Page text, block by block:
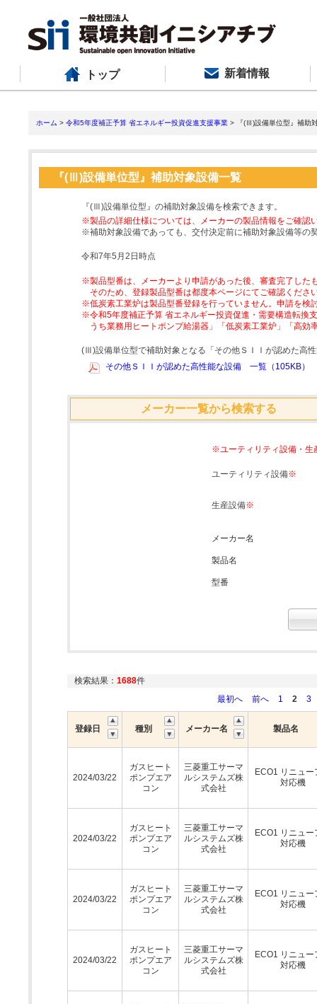
トップ 新着情報
ホーム > 令和5年度補正予算 省エネルギー投資促進支援事業 > 『(Ⅲ)設備単位型』補助
『(Ⅲ)設備単位型』補助対象設備一覧
『(Ⅲ)設備単位型』の補助対象設備を検索できます。
※製品の詳細仕様については、メーカーの製品情報をご確認
※補助対象設備であっても、交付決定前に補助対象設備等の
令和7年5月2日時点
※製品型番は、メーカーより申請があった後、審査完了した
そのため、登録製品型番は都度本ページにてご確認くださ
※低炭素工業炉は製品型番登録を行っていません。申請を検
※令和5年度補正予算 省エネルギー投資促進・需要構造転換
うち業務用ヒートポンプ給湯器」「低炭素工業炉」「高
(Ⅲ)設備単位型で補助対象となる「その他ＳＩＩが認めた高
その他ＳＩＩが認めた高性能な設備 一覧（105KB）
メーカー一覧から検索する
※ユーティリティ設備・生
ユーティリティ設備※
生産設備※
メーカー名
製品名
型番
検索結果： 1688件
最初へ
前へ 1 2 3
登録日 種別 メーカー名 製品名
2024/03/22
ガスヒート
ポンプエア
コン
三菱重工サーマ
ルシステムズ株
式会社
ECO1 リニュー
対応機
2024/03/22
ガスヒート
ポンプエア
コン
三菱重工サーマ
ルシステムズ株
式会社
ECO1 リニュー
対応機
2024/03/22
ガスヒート
ポンプエア
コン
三菱重工サーマ
ルシステムズ株
式会社
ECO1 リニュー
対応機
2024/03/22
ガスヒート
ポンプエア
コン
三菱重工サーマ
ルシステムズ株
式会社
ECO1 リニュー
対応機